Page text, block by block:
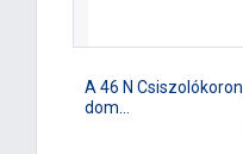
A 46 N
dom...